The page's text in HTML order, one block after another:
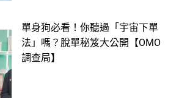
單身狗必看！你聽過「宇宙下單
法」嗎？脫單秘笈大公開【OMO
調查局】